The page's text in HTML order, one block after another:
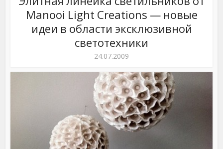
Manooi Light Creations — новые
идеи в области эксклюзивной
светотехники
24.07.2009